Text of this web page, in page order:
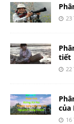
23
tiết
22
của
16